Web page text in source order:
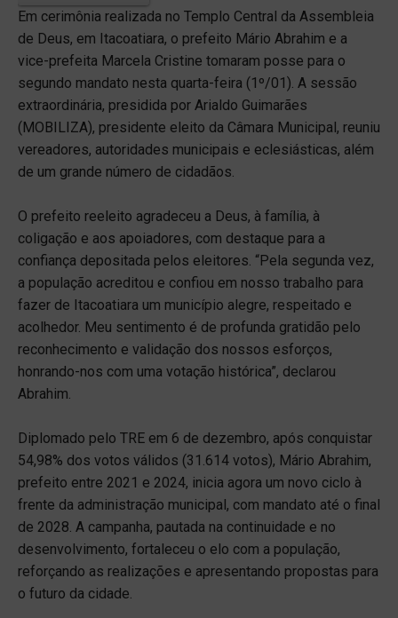
Em cerimônia realizada no Templo Central da Assembleia
de Deus, em Itacoatiara, o prefeito Mário Abrahim e a
vice-prefeita Marcela Cristine tomaram posse para o
segundo mandato nesta quarta-feira (1º/01). A sessão
extraordinária, presidida por Arialdo Guimarães
(MOBILIZA), presidente eleito da Câmara Municipal, reuniu
vereadores, autoridades municipais e eclesiásticas, além
de um grande número de cidadãos.
O prefeito reeleito agradeceu a Deus, à família, à
coligação e aos apoiadores, com destaque para a
confiança depositada pelos eleitores. “Pela segunda vez,
a população acreditou e confiou em nosso trabalho para
fazer de Itacoatiara um município alegre, respeitado e
acolhedor. Meu sentimento é de profunda gratidão pelo
reconhecimento e validação dos nossos esforços,
honrando-nos com uma votação histórica”, declarou
Abrahim.
Diplomado pelo TRE em 6 de dezembro, após conquistar
54,98% dos votos válidos (31.614 votos), Mário Abrahim,
prefeito entre 2021 e 2024, inicia agora um novo ciclo à
frente da administração municipal, com mandato até o final
de 2028. A campanha, pautada na continuidade e no
desenvolvimento, fortaleceu o elo com a população,
reforçando as realizações e apresentando propostas para
o futuro da cidade.